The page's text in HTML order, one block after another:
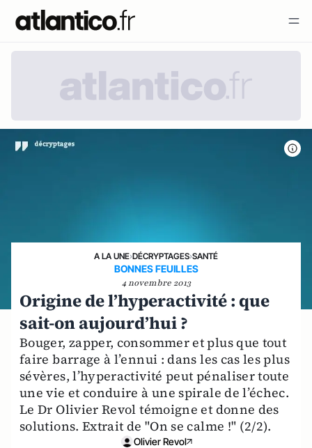
A LA UNE›DÉCRYPTAGES›SANTÉ
BONNES FEUILLES
4 novembre 2013
Origine de l’hyperactivité : que
sait-on aujourd’hui ?
Bouger, zapper, consommer et plus que tout
faire barrage à l’ennui : dans les cas les plus
sévères, l’hyperactivité peut pénaliser toute
une vie et conduire à une spirale de l’échec.
Le Dr Olivier Revol témoigne et donne des
solutions. Extrait de "On se calme !" (2/2).
Olivier Revol